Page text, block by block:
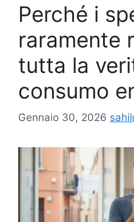
Perché i
raramente
tutta la
consumo
Gennaio 30, 2026